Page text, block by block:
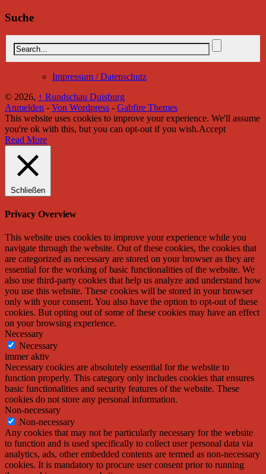
Suche
Impressum / Datenschutz
© 2026, ↑ Rundschau Duisburg
Anmelden - Von Wordpress - Gabfire Themes
This website uses cookies to improve your experience. We'll assume
you're ok with this, but you can opt-out if you wish.Accept
Read More
Schließen
Privacy Overview
This website uses cookies to improve your experience while you
navigate through the website. Out of these cookies, the cookies that
are categorized as necessary are stored on your browser as they are
essential for the working of basic functionalities of the website. We
also use third-party cookies that help us analyze and understand how
you use this website. These cookies will be stored in your browser
only with your consent. You also have the option to opt-out of these
cookies. But opting out of some of these cookies may have an effect
on your browsing experience.
Necessary
Necessary
immer aktiv
Necessary cookies are absolutely essential for the website to
function properly. This category only includes cookies that ensures
basic functionalities and security features of the website. These
cookies do not store any personal information.
Non-necessary
Non-necessary
Any cookies that may not be particularly necessary for the website
to function and is used specifically to collect user personal data via
analytics, ads, other embedded contents are termed as non-necessary
cookies. It is mandatory to procure user consent prior to running